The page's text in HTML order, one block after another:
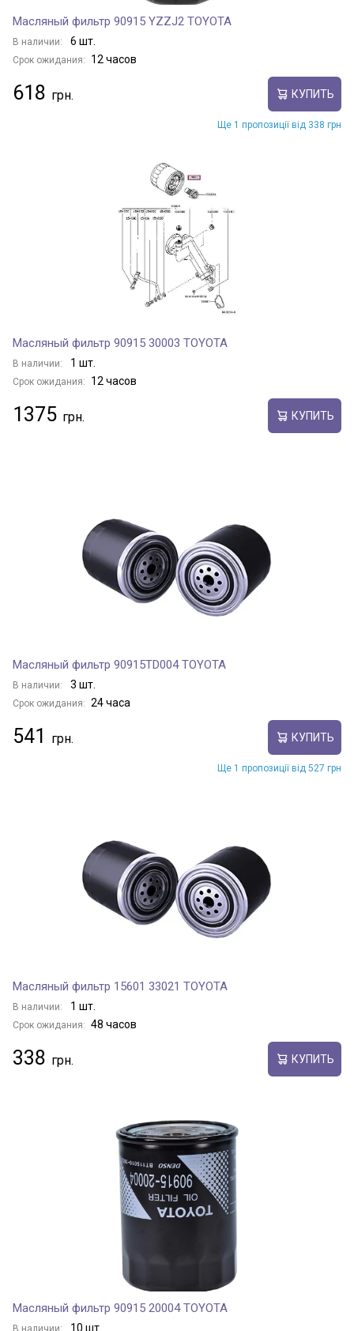
Масляный фильтр 90915 YZZJ2 TOYOTA
В наличии: 6 шт.
Срок ожидания: 12 часов
618 КУПИТЬ
Ще 1 пропозиції від 338 грн
Масляный фильтр 90915 30003 TOYOTA
В наличии: 1 шт.
Срок ожидания: 12 часов
1375 КУПИТЬ
Масляный фильтр 90915TD004 TOYOTA
В наличии: 3 шт.
Срок ожидания: 24 часа
541 КУПИТЬ
Ще 1 пропозиції від 527 грн
Масляный фильтр 15601 33021 TOYOTA
В наличии: 1 шт.
Срок ожидания: 48 часов
338 КУПИТЬ
Масляный фильтр 90915 20004 TOYOTA
В наличии: 10 шт.